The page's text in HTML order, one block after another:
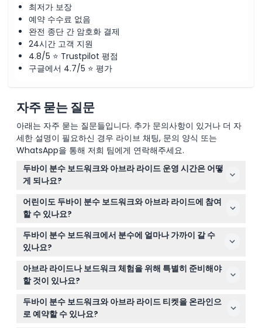
최저가 보장
예약 수수료 없음
완전 종단 간 암호화 결제
24시간 고객 지원
4.8/5 ⭐ Trustpilot 평점
구글에서 4.7/5 ⭐ 평가
자주 묻는 질문
아래는 자주 묻는 질문들입니다. 추가 문의사항이 있거나 더 자
세한 설명이 필요하신 경우 라이브 채팅, 문의 양식 또는
WhatsApp을 통해 저희 팀에게 연락해주세요.
두바이 분수 보드워크와 아브라 라이드 운영 시간은 어떻
게 되나요?
두바이 분수 보드워크는 매일 오후 5시부터 오후 11시까지
운영되며, 아브라 라이드는 매일 분수쇼 시작 15분 전에 출
발하는 보트로 운행됩니다(변동 가능하니 예약 시 확인해
주세요).
어린이도 두바이 분수 보드워크와 아브라 라이드에 참여
할 수 있나요?
4세에서 16세 사이 어린이는 성인 동반 및 동의서 서명이
필요하며, 4세 미만 어린이는 보드워크 이용이 허용되지 않
습니다.
두바이 분수 보드워크에서 분수에 얼마나 가까이 갈 수
있나요?
보드워크는 부유 플랫폼으로 분수에서 약 9미터 거리까지
가까이 다가가 환상적이고 몰입감 있는 전망을 즐길 수 있
습니다.
아브라 라이드나 보드워크 체험을 위해 특별히 준비해야
할 것이 있나요?
사진 촬영을 위한 카메라나 스마트폰을 지참하고 편안한 복
장을 추천하며, 6세 미만 어린이에게는 아브라 라이드 시
구명조끼가 제공됩니다.
두바이 분수 보드워크와 아브라 라이드 티켓을 온라인으
로 예약할 수 있나요?